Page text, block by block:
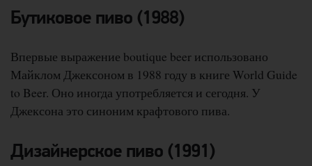
Бутиковое пиво (1988)
Впервые выражение boutique beer использовано
Майклом Джексоном в 1988 году в книге World Guide
to Beer. Оно иногда употребляется и сегодня. У
Джексона это синоним крафтового пива.
Дизайнерское пиво (1991)